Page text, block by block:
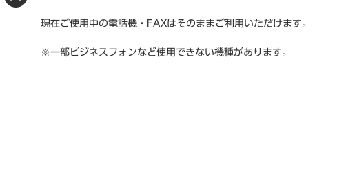
現在ご使用中の電話機・FAXはそのままご利用いただけます。
※一部ビジネスフォンなど使用できない機種があります。